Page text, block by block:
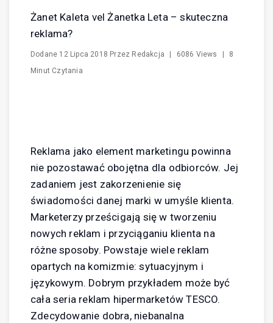
Żanet Kaleta vel Żanetka Leta – skuteczna
reklama?
Dodane 12 Lipca 2018 Przez Redakcja 6086 Views
8
Minut Czytania
Reklama jako element marketingu powinna
nie pozostawać obojętna dla odbiorców. Jej
zadaniem jest zakorzenienie się
świadomości danej marki w umyśle klienta.
Marketerzy prześcigają się w tworzeniu
nowych reklam i przyciąganiu klienta na
różne sposoby. Powstaje wiele reklam
opartych na komizmie: sytuacyjnym i
językowym. Dobrym przykładem może być
cała seria reklam hipermarketów TESCO.
Zdecydowanie dobra, niebanalna